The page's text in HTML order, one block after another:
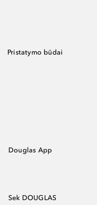
Pristatymo būdai
Douglas App
Sek DOUGLAS